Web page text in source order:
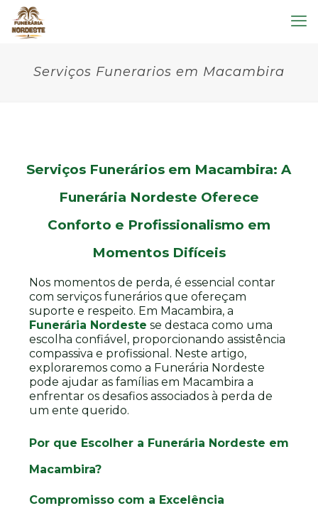
Serviços Funerarios em Macambira
Serviços Funerários em Macambira: A
Funerária Nordeste Oferece
Conforto e Profissionalismo em
Momentos Difíceis
Nos momentos de perda, é essencial contar
com serviços funerários que ofereçam
suporte e respeito. Em Macambira, a
Funerária Nordeste se destaca como uma
escolha confiável, proporcionando assistência
compassiva e profissional. Neste artigo,
exploraremos como a Funerária Nordeste
pode ajudar as famílias em Macambira a
enfrentar os desafios associados à perda de
um ente querido.
Por que Escolher a Funerária Nordeste em
Macambira?
Compromisso com a Excelência